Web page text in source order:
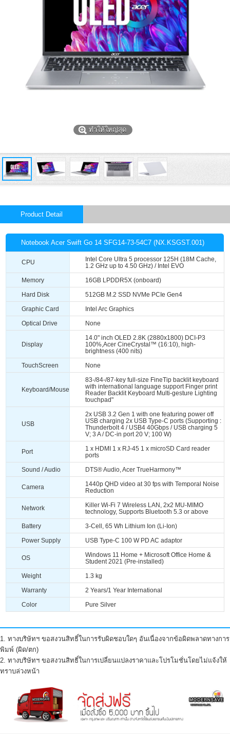
ทำให้ใหญ่สุด
Product Detail
Notebook Acer Swift Go 14 SFG14-73-54C7 (NX.KSGST.001)
CPU
Intel Core Ultra 5 processor 125H (18M Cache,
1.2 GHz up to 4.50 GHz) / Intel EVO
Memory 16GB LPDDR5X (onboard)
Hard Disk 512GB M.2 SSD NVMe PCIe Gen4
Graphic Card Intel Arc Graphics
Optical Drive None
Display
14.0" inch OLED 2.8K (2880x1800) DCI-P3
100%,Acer CineCrystal™ (16:10), high-
brightness (400 nits)
TouchScreen None
Keyboard/Mouse
83-/84-/87-key full-size FineTip backlit keyboard
with international language support Finger print
Reader Backlit Keyboard Multi-gesture Lighting
touchpad"
USB
2x USB 3.2 Gen 1 with one featuring power off
USB charging 2x USB Type-C ports (Supporting :
Thunderbolt 4 / USB4 40Gbps / USB charging 5
V; 3 A / DC-in port 20 V; 100 W)
Port
1 x HDMI 1 x RJ-45 1 x microSD Card reader
ports
Sound / Audio DTS® Audio, Acer TrueHarmony™
Camera
1440p QHD video at 30 fps with Temporal Noise
Reduction
Network
Killer Wi-Fi 7 Wireless LAN, 2x2 MU-MIMO
technology, Supports Bluetooth 5.3 or above
Battery 3-Cell, 65 Wh Lithium Ion (Li-Ion)
Power Supply USB Type-C 100 W PD AC adaptor
OS
Windows 11 Home + Microsoft Office Home &
Student 2021 (Pre-installed)
Weight 1.3 kg
Warranty 2 Years/1 Year International
Color Pure Silver
1. ทางบริษัทฯ ขอสงวนสิทธิ์ในการรับผิดชอบใดๆ อันเนื่องจากข้อผิดพลาดทางการ
พิมพ์ (ผิด/ตก)
2. ทางบริษัทฯ ขอสงวนสิทธิ์ในการเปลี่ยนแปลงราคาและโปรโมชั่นโดยไม่แจ้งให้
ทราบล่วงหน้า